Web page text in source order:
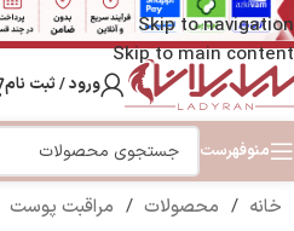
Skip to navigation
Skip to main content
ورود / ثبت نام
منوفهرست
خانه / محصولات / مراقبت پوست